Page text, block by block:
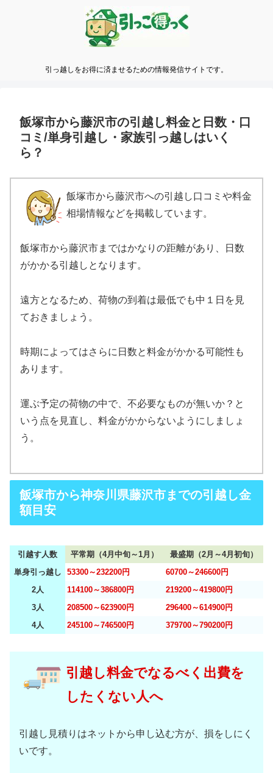
引っ越しをお得に済ませるための情報発信サイトです。
飯塚市から藤沢市の引越し料金と日数・口
コミ/単身引越し・家族引っ越しはいく
ら？
飯塚市から藤沢市への引越し口コミや料金
相場情報などを掲載しています。
飯塚市から藤沢市まではかなりの距離があり、日数
がかかる引越しとなります。
遠方となるため、荷物の到着は最低でも中１日を見
ておきましょう。
時期によってはさらに日数と料金がかかる可能性も
あります。
運ぶ予定の荷物の中で、不必要なものが無いか？と
いう点を見直し、料金がかからないようにしましょ
う。
飯塚市から神奈川県藤沢市までの引越し金
額目安
引越す人数 平常期（4月中旬～1月）
最盛期（2月～4月初旬）
単身引っ越し
53300～232200円
60700～246600円
2人
114100～386800円
219200～419800円
3人
208500～623900円
296400～614900円
4人
245100～746500円 379700～790200円
引越し料金でなるべく出費を
したくない人へ
引越し見積りはネットから申し込む方が、損をしにく
いです。